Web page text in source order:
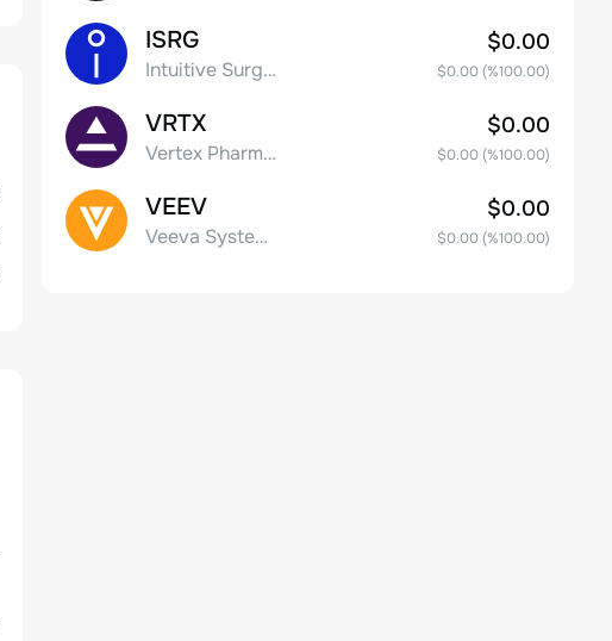
ISRG
Intuitive Surgical Inc.
$0.00
$0.00(%100.00)
VRTX
Vertex Pharmaceuticals Inc
$0.00
$0.00(%100.00)
VEEV
Veeva Systems Inc.
$0.00
$0.00(%100.00)